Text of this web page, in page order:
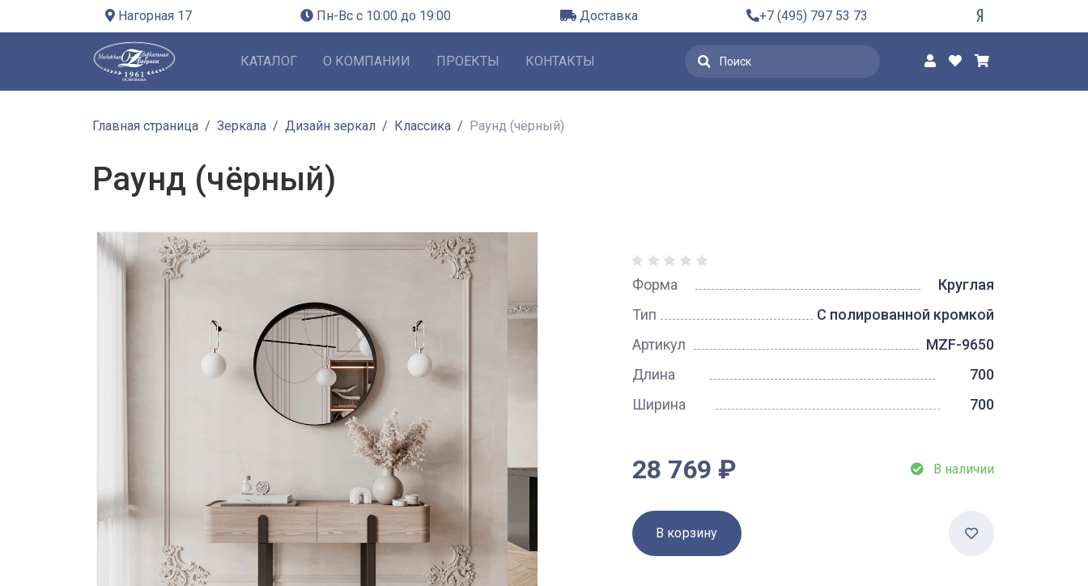
Нагорная 17 Пн-Вс с 10:00 до 19:00 Доставка +7 (495) 797 53 73
КАТАЛОГ О КОМПАНИИ ПРОЕКТЫ КОНТАКТЫ
Главная страница Зеркала Дизайн зеркал Классика Раунд (чёрный)
Раунд (чёрный)
Форма
Круглая
Тип
С полированной кромкой
Артикул
MZF-9650
Длина
700
Ширина
700
28 769 ₽ В наличии
В корзину